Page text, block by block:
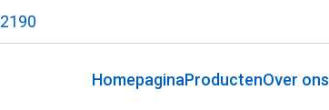
HomepaginaProductenOver ons